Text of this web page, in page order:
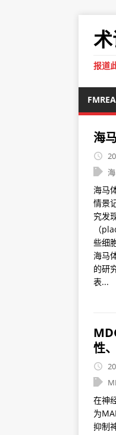
报道
海
海马
情景
究发
（
些细
海马
的研
表...
性
在神
为
抑制